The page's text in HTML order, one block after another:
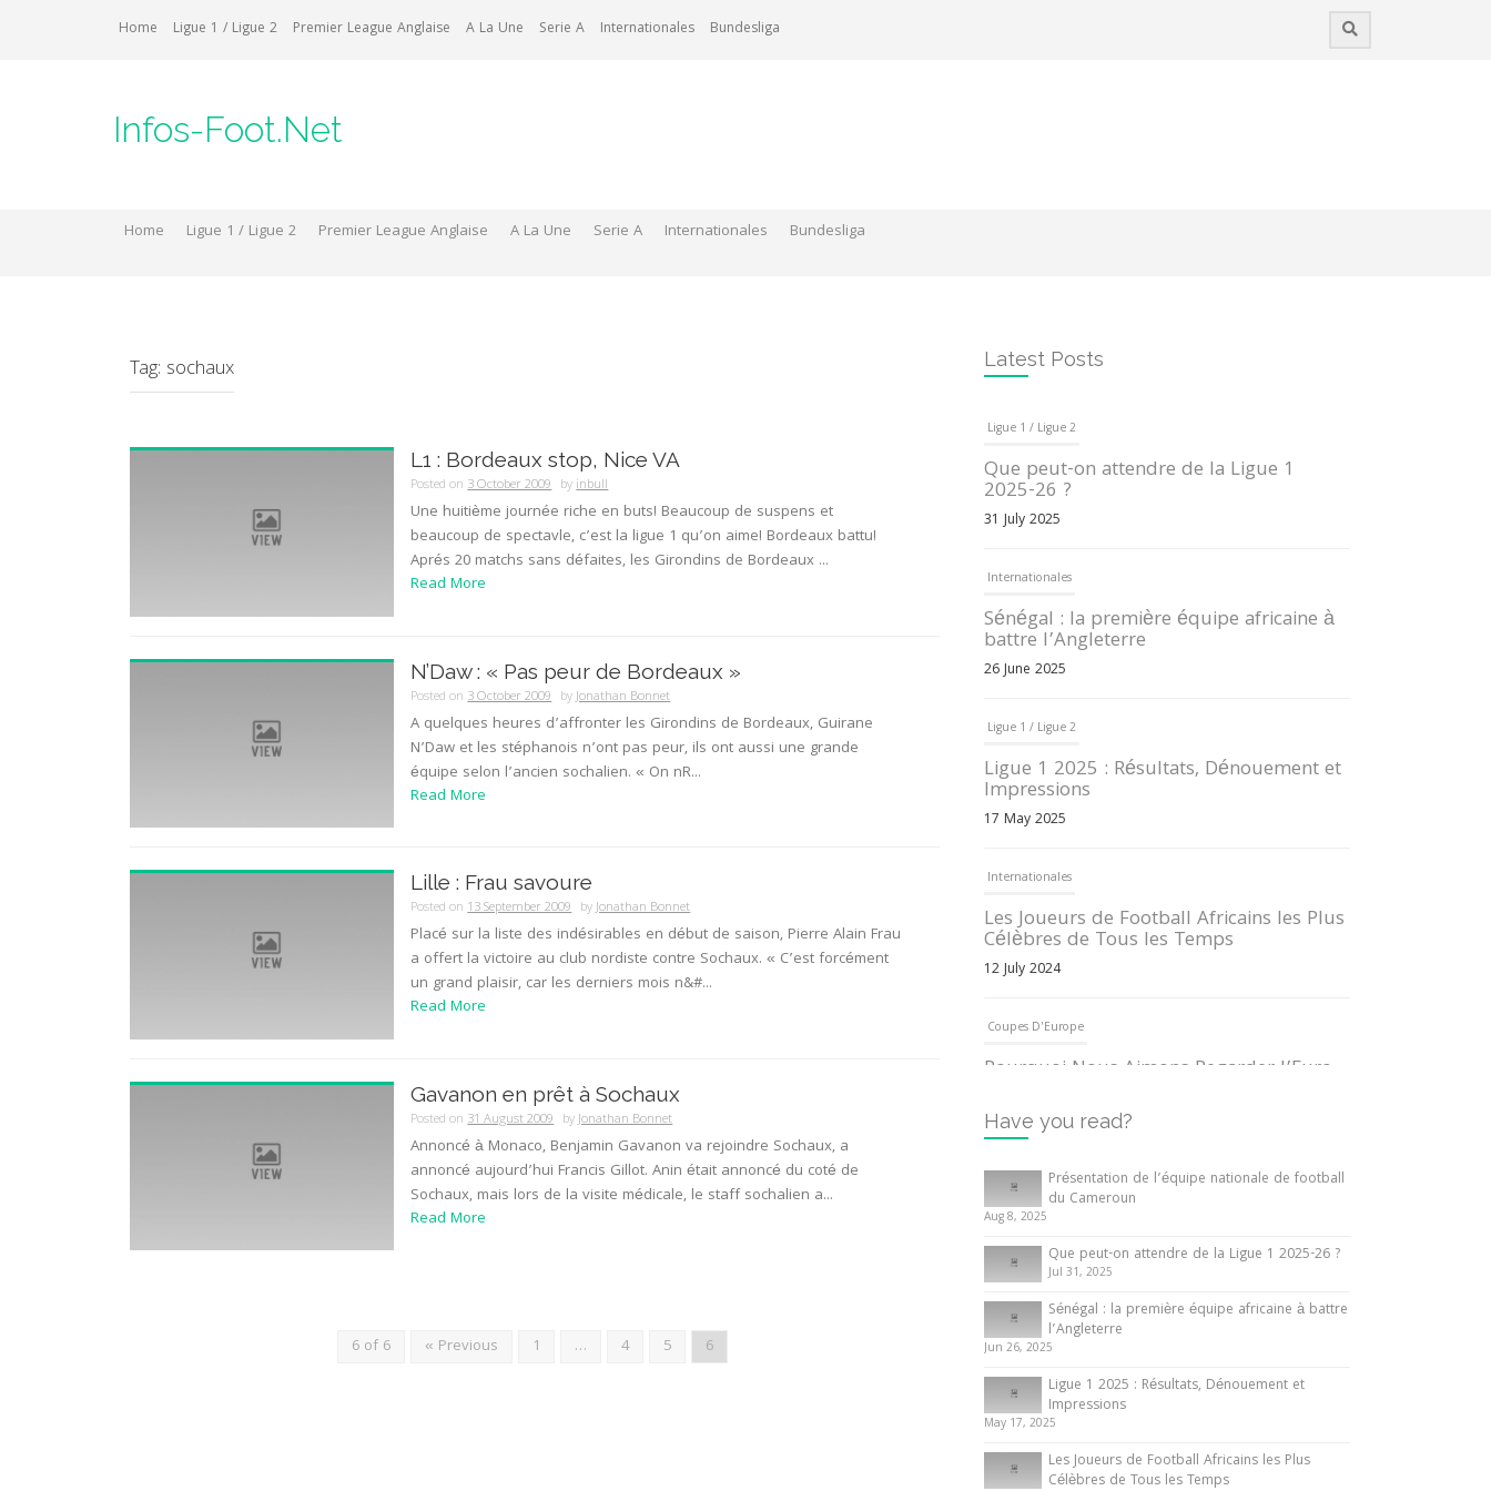
Home Ligue 1 / Ligue 2 Premier League Anglaise A La Une Serie A Internationales Bundesliga
Infos-Foot.Net
Home Ligue 1 / Ligue 2 Premier League Anglaise A La Une Serie A Internationales Bundesliga
Tag: sochaux
L1 : Bordeaux stop, Nice VA
Posted on3 October 2009 byinbull
Une huitième journée riche en buts! Beaucoup de suspens et
beaucoup de spectavle, c’est la ligue 1 qu’on aime! Bordeaux battu!
Aprés 20 matchs sans défaites, les Girondins de Bordeaux ...
Read More
N’Daw : « Pas peur de Bordeaux »
Posted on3 October 2009 byJonathan Bonnet
A quelques heures d’affronter les Girondins de Bordeaux, Guirane
N’Daw et les stéphanois n’ont pas peur, ils ont aussi une grande
équipe selon l’ancien sochalien. « On nR...
Read More
Lille : Frau savoure
Posted on13 September 2009 byJonathan Bonnet
Placé sur la liste des indésirables en début de saison, Pierre Alain Frau
a offert la victoire au club nordiste contre Sochaux. « C’est forcément
un grand plaisir, car les derniers mois n&#...
Read More
Gavanon en prêt à Sochaux
Posted on31 August 2009 byJonathan Bonnet
Annoncé à Monaco, Benjamin Gavanon va rejoindre Sochaux, a
annoncé aujourd’hui Francis Gillot. Anin était annoncé du coté de
Sochaux, mais lors de la visite médicale, le staff sochalien a...
Read More
6 of 6 « Previous 1 … 4 5 6
Latest Posts
Ligue 1 / Ligue 2
Que peut-on attendre de la Ligue 1
2025-26 ?
31 July 2025
Internationales
Sénégal : la première équipe africaine à
battre l’Angleterre
26 June 2025
Ligue 1 / Ligue 2
Ligue 1 2025 : Résultats, Dénouement et
Impressions
17 May 2025
Internationales
Les Joueurs de Football Africains les Plus
Célèbres de Tous les Temps
12 July 2024
Coupes D'Europe
Pourquoi Nous Aimons Regarder l’Euro
13 June 2024
Internationales
Tout ce que vous devez savoir sur la
Coupe d’Afrique des Nations
10 May 2024
Internationales
Présentation de l’équipe nationale de
football du Cameroun
8 August 2025
Have you read?
Présentation de l’équipe nationale de football
du Cameroun
Aug 8, 2025
Que peut-on attendre de la Ligue 1 2025-26 ?
Jul 31, 2025
Sénégal : la première équipe africaine à battre
l’Angleterre
Jun 26, 2025
Ligue 1 2025 : Résultats, Dénouement et
Impressions
May 17, 2025
Les Joueurs de Football Africains les Plus
Célèbres de Tous les Temps